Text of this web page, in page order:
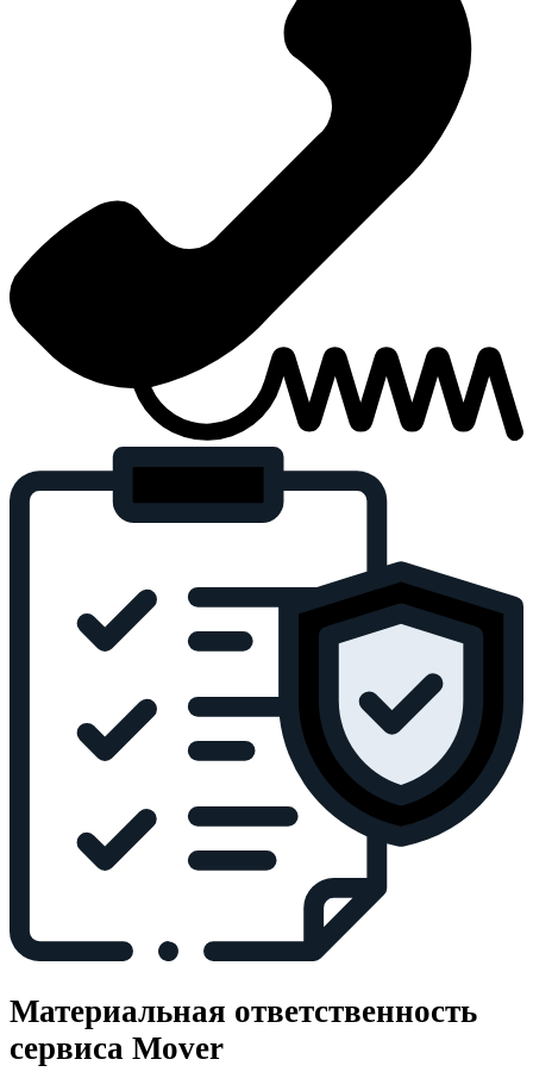
Материальная ответственность
сервиса Mover